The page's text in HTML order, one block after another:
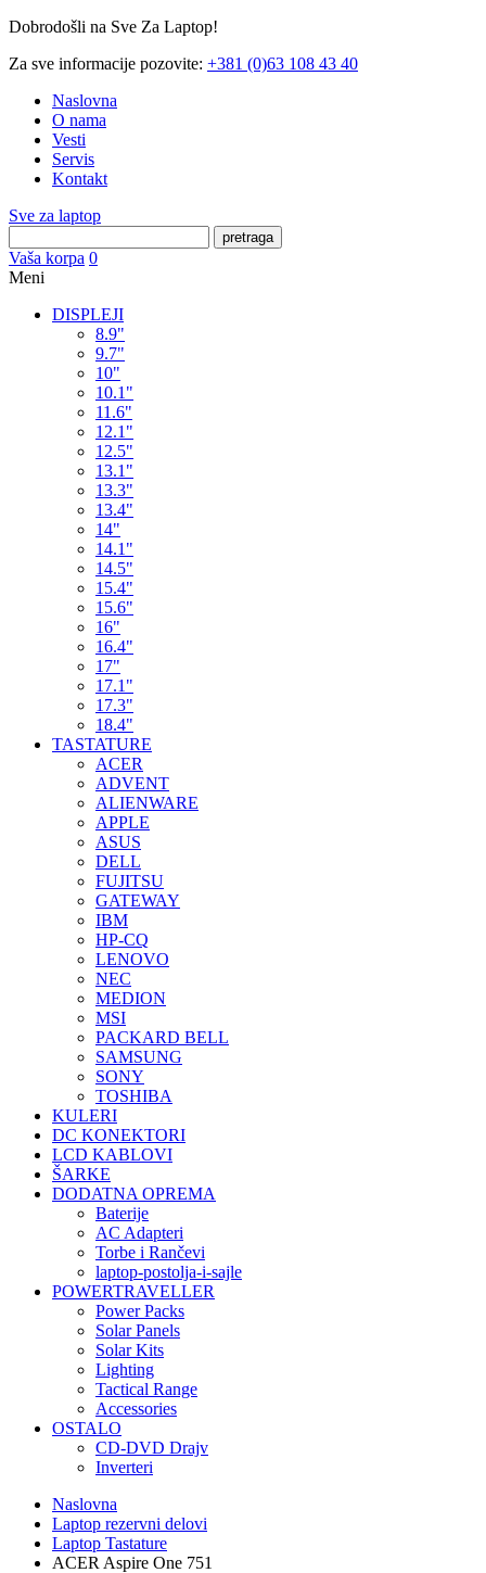
Dobrodošli na Sve Za Laptop!
Za sve informacije pozovite: +381 (0)63 108 43 40
Naslovna
O nama
Vesti
Servis
Kontakt
Sve za laptop
pretraga
Vaša korpa 0
Meni
DISPLEJI
8.9"
9.7"
10"
10.1"
11.6"
12.1"
12.5"
13.1"
13.3"
13.4"
14"
14.1"
14.5"
15.4"
15.6"
16"
16.4"
17"
17.1"
17.3"
18.4"
TASTATURE
ACER
ADVENT
ALIENWARE
APPLE
ASUS
DELL
FUJITSU
GATEWAY
IBM
HP-CQ
LENOVO
NEC
MEDION
MSI
PACKARD BELL
SAMSUNG
SONY
TOSHIBA
KULERI
DC KONEKTORI
LCD KABLOVI
ŠARKE
DODATNA OPREMA
Baterije
AC Adapteri
Torbe i Rančevi
laptop-postolja-i-sajle
POWERTRAVELLER
Power Packs
Solar Panels
Solar Kits
Lighting
Tactical Range
Accessories
OSTALO
CD-DVD Drajv
Inverteri
Naslovna
Laptop rezervni delovi
Laptop Tastature
ACER Aspire One 751